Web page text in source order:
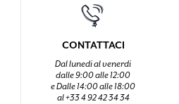
CONTATTACI
Dal lunedi al venerdi
dalle 9:00 alle 12:00
e Dalle 14:00 alle 18:00
al +33 4 92 42 34 34